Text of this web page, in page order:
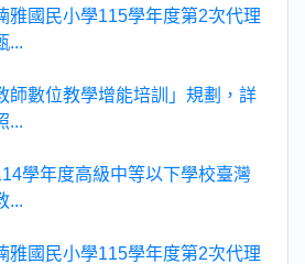
雅國民小學115學年度第2次代理
...
師數位教學增能培訓」規劃，詳
...
學年度高級中等以下學校臺灣
...
雅國民小學115學年度第2次代理